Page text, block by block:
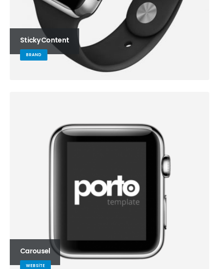
Sticky Content
BRAND
Carousel
WEBSITE